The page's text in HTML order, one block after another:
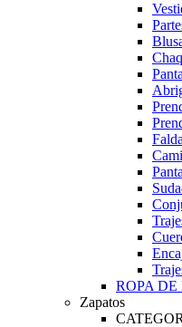
ROPA DE
Zapatos